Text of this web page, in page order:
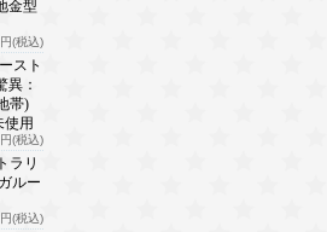
金型
(税込)
スト
異：
帯)
使用
(税込)
ラリ
ルー
(税込)